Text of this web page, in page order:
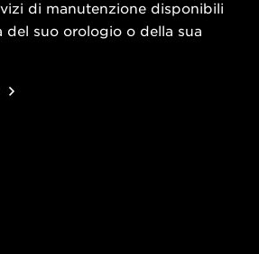
di manutenzione disponibili
del suo orologio o della sua